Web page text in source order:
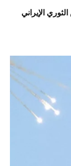
الإيراني